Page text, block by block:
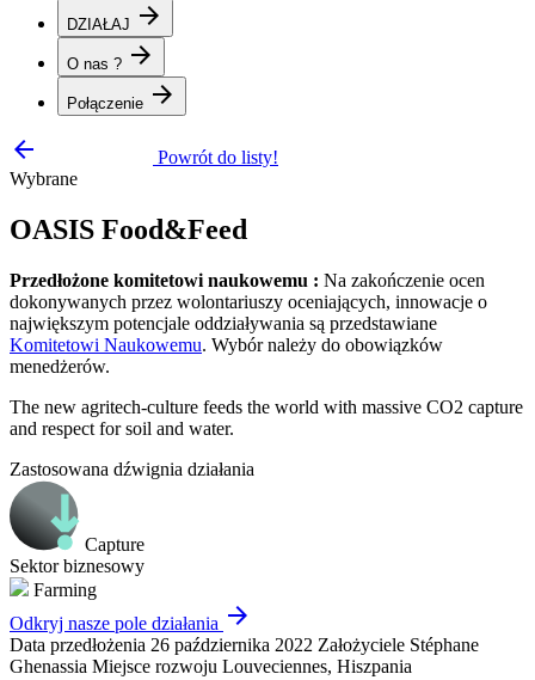
DZIAŁAJ arrow_forward
O nas ? arrow_forward
Połączenie arrow_forward
arrow_backward
Powrót do listy!
Wybrane
OASIS Food&Feed
Przedłożone komitetowi naukowemu : Na zakończenie ocen
dokonywanych przez wolontariuszy oceniających, innowacje o
największym potencjale oddziaływania są przedstawiane
Komitetowi Naukowemu. Wybór należy do obowiązków
menedżerów.
The new agritech-culture feeds the world with massive CO2 capture
and respect for soil and water.
Zastosowana dźwignia działania
Capture
Sektor biznesowy
Farming
Odkryj nasze pole działania arrow_forward
Data przedłożenia 26 października 2022 Założyciele Stéphane
Ghenassia Miejsce rozwoju Louveciennes, Hiszpania